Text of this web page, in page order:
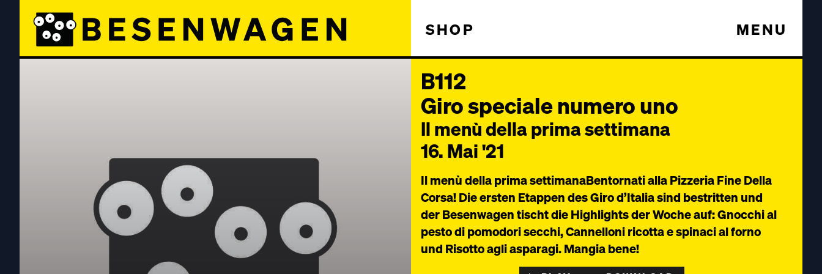
SHOP MENU
B112
Giro speciale numero uno
Il menù della prima settimana
16. Mai '21
Il menù della prima settimanaBentornati alla Pizzeria Fine Della
Corsa! Die ersten Etappen des Giro d’Italia sind bestritten und
der Besenwagen tischt die Highlights der Woche auf: Gnocchi al
pesto di pomodori secchi, Cannelloni ricotta e spinaci al forno
und Risotto agli asparagi. Mangia bene!